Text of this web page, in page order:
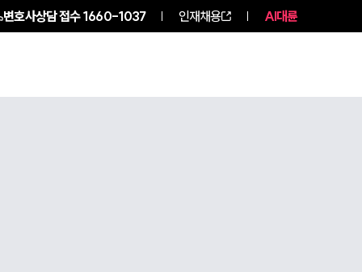
변호사상담 접수1660-1037 인재채용 AI대륜